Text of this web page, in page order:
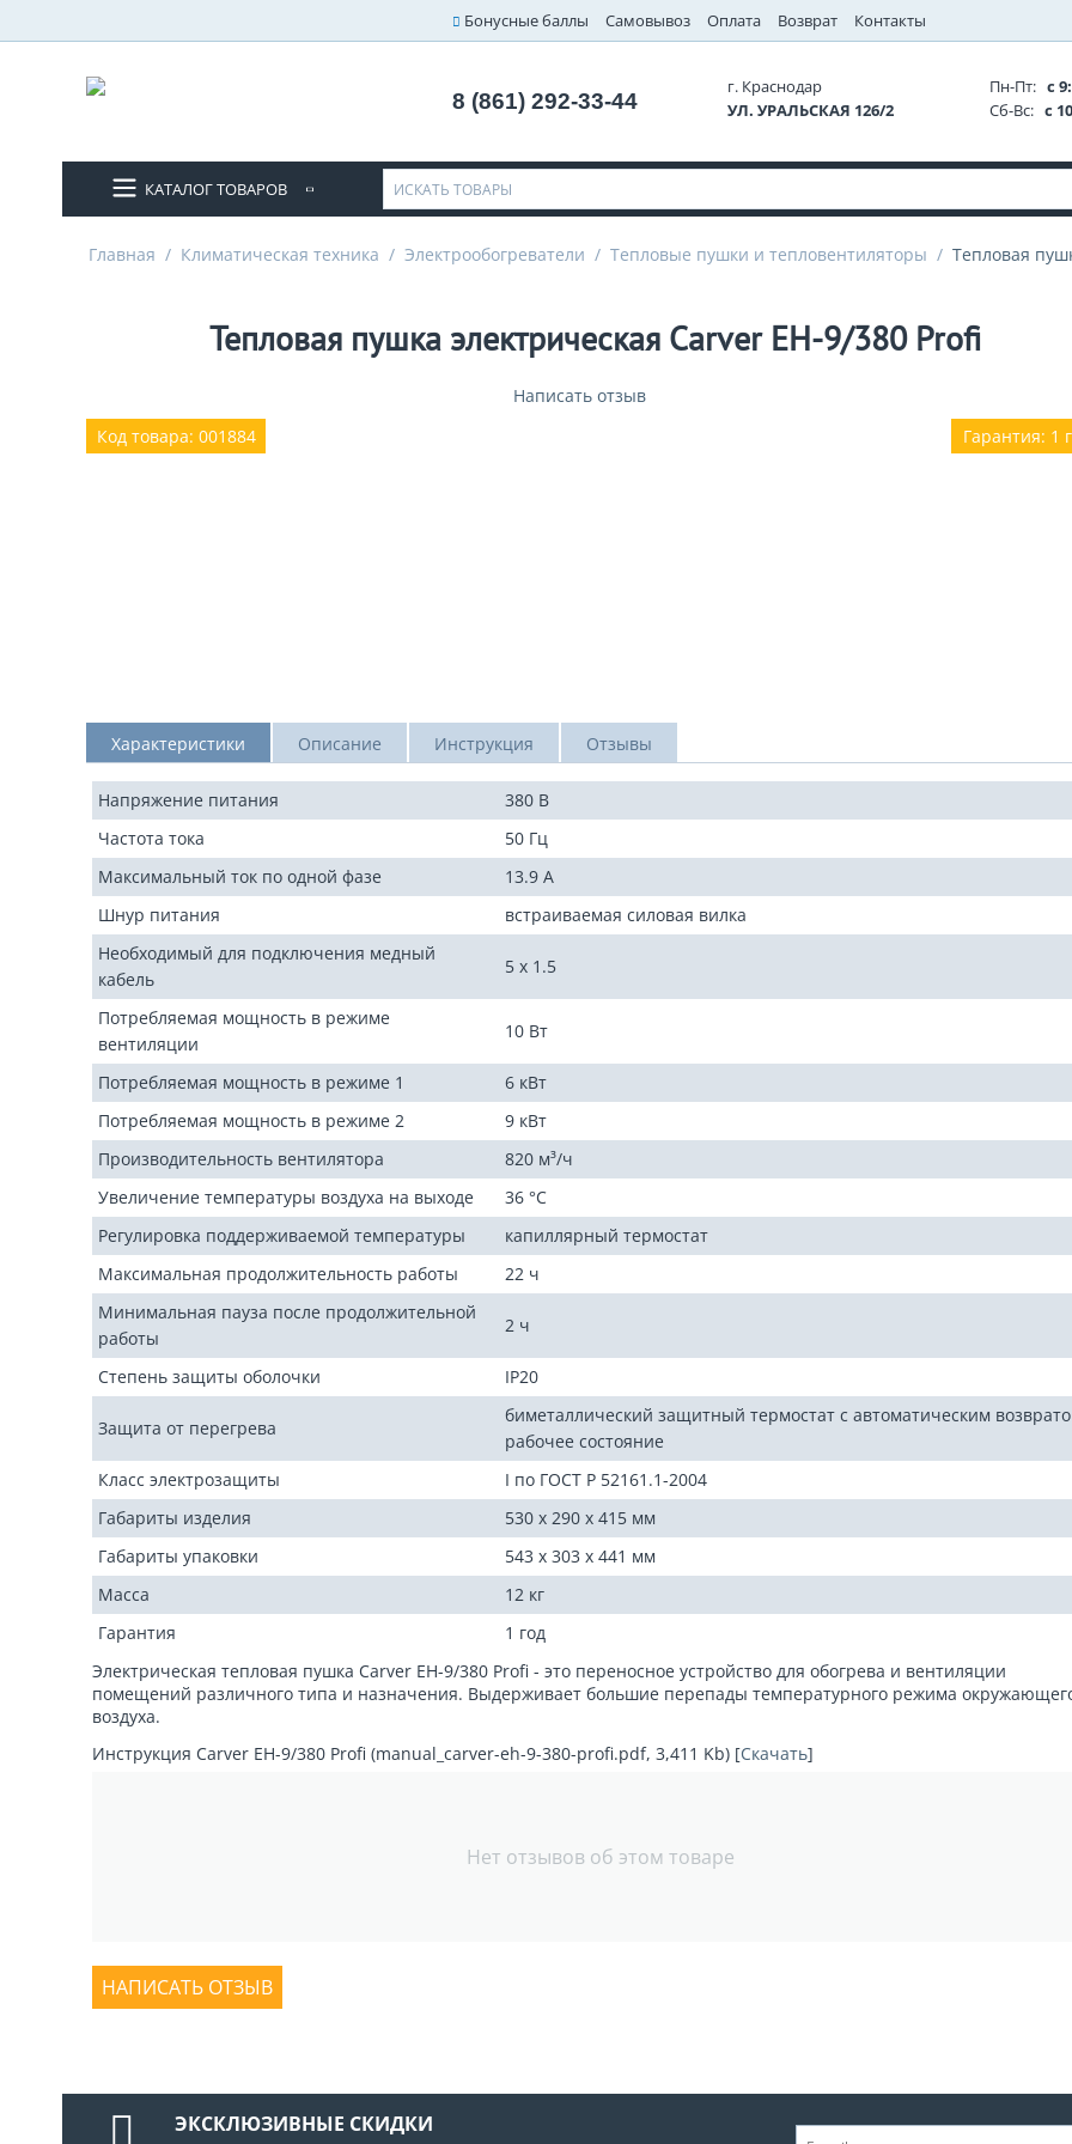
Бонусные баллы Самовывоз Оплата Возврат Контакты
8 (861) 292-33-44
г. Краснодар
УЛ. УРАЛЬСКАЯ 126/2
Пн-Пт: с
Сб-Вс: с
КАТАЛОГ ТОВАРОВ
Главная / Климатическая техника / Электрообогреватели / Тепловые пушки и тепловентиляторы / Тепловая
Тепловая пушка электрическая Carver EH-9/380 Profi
Написать отзыв
Гарантия: 1
Код товара: 001884
Характеристики Описание Инструкция Отзывы
Напряжение питания
380 В
Частота тока
50 Гц
Максимальный ток по одной фазе
13.9 А
Шнур питания
встраиваемая силовая вилка
Необходимый для подключения медный
кабель
5 x 1.5
Потребляемая мощность в режиме
вентиляции
10 Вт
Потребляемая мощность в режиме 1
6 кВт
Потребляемая мощность в режиме 2
9 кВт
Производительность вентилятора
820 м³/ч
Увеличение температуры воздуха на выходе
36 °С
Регулировка поддерживаемой температуры
капиллярный термостат
Максимальная продолжительность работы
22 ч
Минимальная пауза после продолжительной
работы
2 ч
Степень защиты оболочки IP20
Защита от перегрева
биметаллический защитный термостат с автоматическим
рабочее состояние
Класс электрозащиты
I по ГОСТ Р 52161.1-2004
Габариты изделия
530 x 290 x 415 мм
Габариты упаковки
543 x 303 x 441 мм
Масса
12 кг
Гарантия
1 год
Электрическая тепловая пушка Carver EH-9/380 Profi - это переносное устройство для обогрева и вентиляции
помещений различного типа и назначения. Выдерживает большие перепады температурного режима
воздуха.
Инструкция Carver EH-9/380 Profi (manual_carver-eh-9-380-profi.pdf, 3,411 Kb) [Скачать]
Нет отзывов об этом товаре
НАПИСАТЬ ОТЗЫВ
ЭКСКЛЮЗИВНЫЕ СКИДКИ